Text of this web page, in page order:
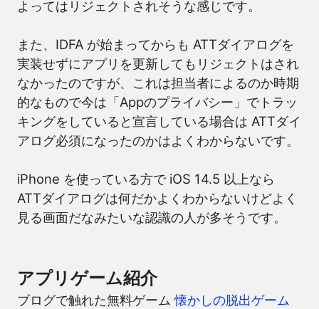
よってはリジェクトされそうな感じです。
また、IDFA が始まってからも ATTダイアログを
実装せずにアプリを更新してもリジェクトはされ
なかったのですが、これは担当者によるのか時期
的なもので今は「Appのプライバシー」でトラッ
キングをしていると宣言している場合は ATTダイ
アログ必須になったのかはよくわからないです。
iPhone を使っている方で iOS 14.5 以上なら
ATTダイアログは何だかよくわからないけどよく
見る画面だなみたいな認識の人が多そうです。
アプリゲーム紹介
ブログで触れた無料ゲーム懐かしの脱出ゲーム